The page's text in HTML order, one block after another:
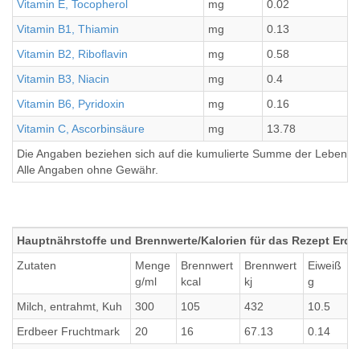
Vitamin E, Tocopherol mg 0.02
Vitamin B1, Thiamin
mg 0.13
Vitamin B2, Riboflavin
mg 0.58
Vitamin B3, Niacin
mg 0.4
Vitamin B6, Pyridoxin
mg 0.16
Vitamin C, Ascorbinsäure
mg 13.78
Die Angaben beziehen sich auf die kumulierte Summe der
Alle Angaben ohne Gewähr.
Hauptnährstoffe und Brennwerte/Kalorien für das Rezept
Zutaten
Menge
g/ml
Brennwert
kcal
Brennwert
kj
Eiweiß
g
Milch, entrahmt, Kuh
300 105 432 10.5
Erdbeer Fruchtmark
20 16 67.13 0.14